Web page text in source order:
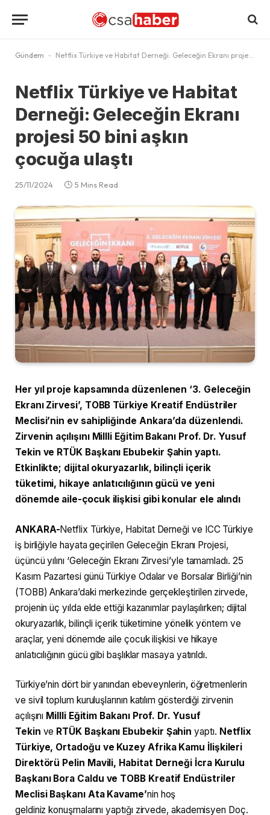
Gündem - Netflix Türkiye ve Habitat Derneği: Geleceğin Ekranı projesi 50 bini aşkın çocuğa ulaştı
Netflix Türkiye ve Habitat
Derneği: Geleceğin Ekranı
projesi 50 bini aşkın
çocuğa ulaştı
25/11/2024 5 Mins Read
Her yıl proje kapsamında düzenlenen ‘3. Geleceğin
Ekranı Zirvesi’, TOBB Türkiye Kreatif Endüstriler
Meclisi’nin ev sahipliğinde Ankara’da düzenlendi.
Zirvenin açılışını Millli Eğitim Bakanı Prof. Dr. Yusuf
Tekin ve RTÜK Başkanı Ebubekir Şahin yaptı.
Etkinlikte; dijital okuryazarlık, bilinçli içerik
tüketimi, hikaye anlatıcılığının gücü ve yeni
dönemde aile-çocuk ilişkisi gibi konular ele alındı
ANKARA-Netflix Türkiye, Habitat Derneği ve ICC Türkiye
iş birliğiyle hayata geçirilen Geleceğin Ekranı Projesi,
üçüncü yılını ‘Geleceğin Ekranı Zirvesi’yle tamamladı. 25
Kasım Pazartesi günü Türkiye Odalar ve Borsalar Birliği’nin
(TOBB) Ankara’daki merkezinde gerçekleştirilen zirvede,
projenin üç yılda elde ettiği kazanımlar paylaşılırken; dijital
okuryazarlık, bilinçli içerik tüketimine yönelik yöntem ve
araçlar, yeni dönemde aile çocuk ilişkisi ve hikaye
anlatıcılığının gücü gibi başlıklar masaya yatırıldı.
Türkiye’nin dört bir yanından ebeveynlerin, öğretmenlerin
ve sivil toplum kuruluşlarının katılım gösterdiği zirvenin
açılışını Millli Eğitim Bakanı Prof. Dr. Yusuf
Tekin ve RTÜK Başkanı Ebubekir Şahinyaptı. Netflix
Türkiye, Ortadoğu ve Kuzey Afrika Kamu İlişkileri
Direktörü Pelin Mavili, Habitat Derneği İcra Kurulu
Başkanı Bora Caldu ve TOBB Kreatif Endüstriler
Meclisi Başkanı Ata Kavame’nin hoş
geldiniz konuşmalarını yaptığı zirvede, akademisyen Doç.